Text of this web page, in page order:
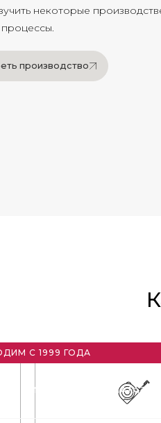
С 1999 ГОДА
ПРОИЗВОДСТВО МАГАЗИН
некоторые
процессы.
производство
производство